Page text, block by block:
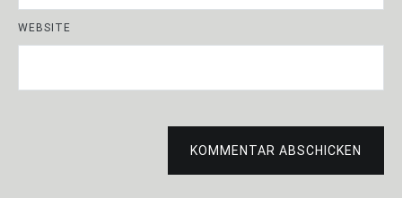
WEBSITE
KOMMENTAR ABSCHICKEN